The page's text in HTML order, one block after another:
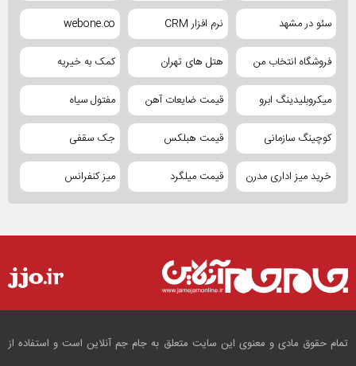
سئو در مشهد نرم افزار CRM webone.co
فروشگاه انتخاب من هتل های تهران کمک به خیریه
میکروبلیدینگ ابرو قیمت ضایعات آهن مفتول سیاه
کوچینگ سازمانی قیمت هبلکس جک سقفی
خرید میز اداری مدرن قیمت میلگرد میز کنفرانس
تمام حقوق مادی و معنوی این سایت متعلق به جام جم آنلاین است و استفاده از